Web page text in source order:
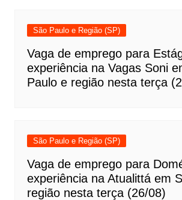
São Paulo e Região (SP)
Vaga de emprego para
experiência na Vagas Soni
Paulo e região nesta terça
São Paulo e Região (SP)
Vaga de emprego para
experiência na Atualittá em
região nesta terça (26/08)